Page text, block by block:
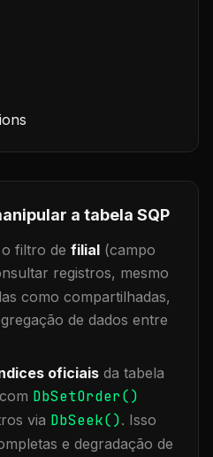
a tabela SQP
filtro de filial (campo
registros, mesmo
como compartilhadas,
de dados entre
oficiais da tabela
DbSetOrder()
via DbSeek(). Isso
e degradação de